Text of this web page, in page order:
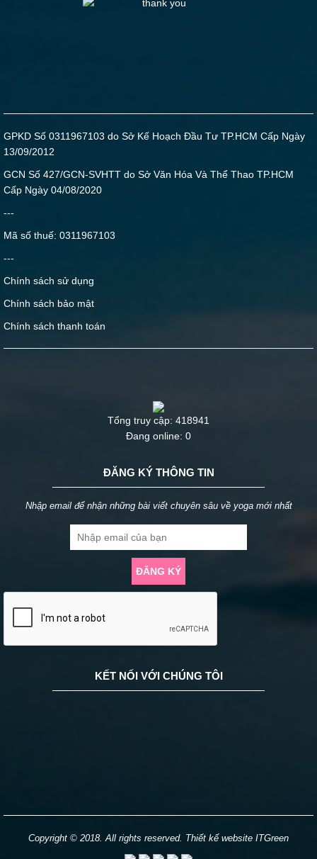
GPKD Số 0311967103 do Sở Kế Hoạch Đầu Tư TP.HCM Cấp Ngày
13/09/2012
GCN Số 427/GCN-SVHTT do Sở Văn Hóa Và Thể Thao TP.HCM
Cấp Ngày 04/08/2020
---
Mã số thuế: 0311967103
---
Chính sách sử dụng
Chính sách bảo mật
Chính sách thanh toán
Tổng truy cập: 418941
Đang online: 0
ĐĂNG KÝ THÔNG TIN
Nhập email để nhận những bài viết chuyên sâu về yoga mới nhất
ĐĂNG KÝ
KẾT NỐI VỚI CHÚNG TÔI
Copyright © 2018. All rights reserved. Thiết kế website ITGreen